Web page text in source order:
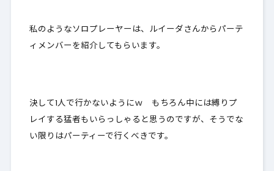
私のようなソロプレーヤーは、ルイーダさんからパーテ
ィメンバーを紹介してもらいます。
決して1人で行かないようにｗ もちろん中には縛りプ
レイする猛者もいらっしゃると思うのですが、そうでな
い限りはパーティーで行くべきです。